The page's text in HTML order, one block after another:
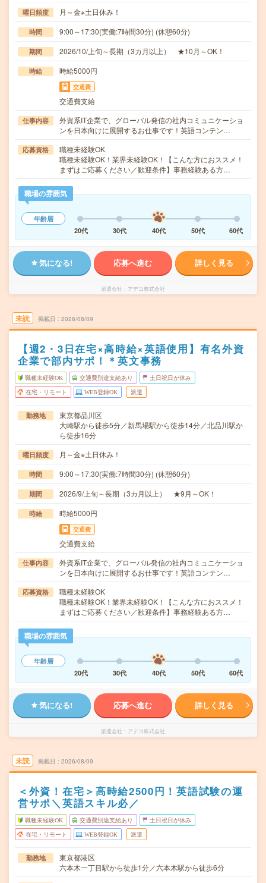
曜日頻度 月～金※土日休み！
時間 9:00～17:30(実働:7時間30分) (休憩60分)
期間 2026/10/上旬～長期（3カ月以上） ★10月～OK！
時給 時給5000円
交通費
交通費支給
仕事内容
外資系IT企業で、グローバル発信の社内コミュニケーショ
ンを日本向けに展開するお仕事です！英語コンテン…
応募資格
職種未経験OK
職種未経験OK！業界未経験OK！【こんな方におススメ！
まずはご応募ください／歓迎条件】事務経験ある方…
職場の雰囲気
年齢層
20代
30代 40代 50代 60代
気になる! 応募へ進む 詳しく見る
派遣会社 アデコ株式会社
未読 掲載日 2026/08/09
【週2・3日在宅×高時給×英語使用】有名外資
企業で部内サポ！＊英文事務
職種未経験OK 交通費別途支給あり 土日祝日が休み
在宅・リモート WEB登録OK 派遣
勤務地
東京都品川区
大崎駅から徒歩5分／新馬場駅から徒歩14分／北品川駅か
ら徒歩16分
曜日頻度 月～金※土日休み！
時間 9:00～17:30(実働:7時間30分) (休憩60分)
期間 2026/9/上旬～長期（3カ月以上） ★9月～OK！
時給 時給5000円
交通費
交通費支給
仕事内容
外資系IT企業で、グローバル発信の社内コミュニケーショ
ンを日本向けに展開するお仕事です！英語コンテン…
応募資格
職種未経験OK
職種未経験OK！業界未経験OK！【こんな方におススメ！
まずはご応募ください／歓迎条件】事務経験ある方…
職場の雰囲気
年齢層
20代
30代 40代 50代 60代
気になる! 応募へ進む 詳しく見る
派遣会社 アデコ株式会社
未読 掲載日 2026/08/09
＜外資！在宅＞高時給2500円！英語試験の運
営サポ＼英語スキル必／
職種未経験OK 交通費別途支給あり 土日祝日が休み
在宅・リモート WEB登録OK 派遣
勤務地
東京都港区
六本木一丁目駅から徒歩1分／六本木駅から徒歩6分